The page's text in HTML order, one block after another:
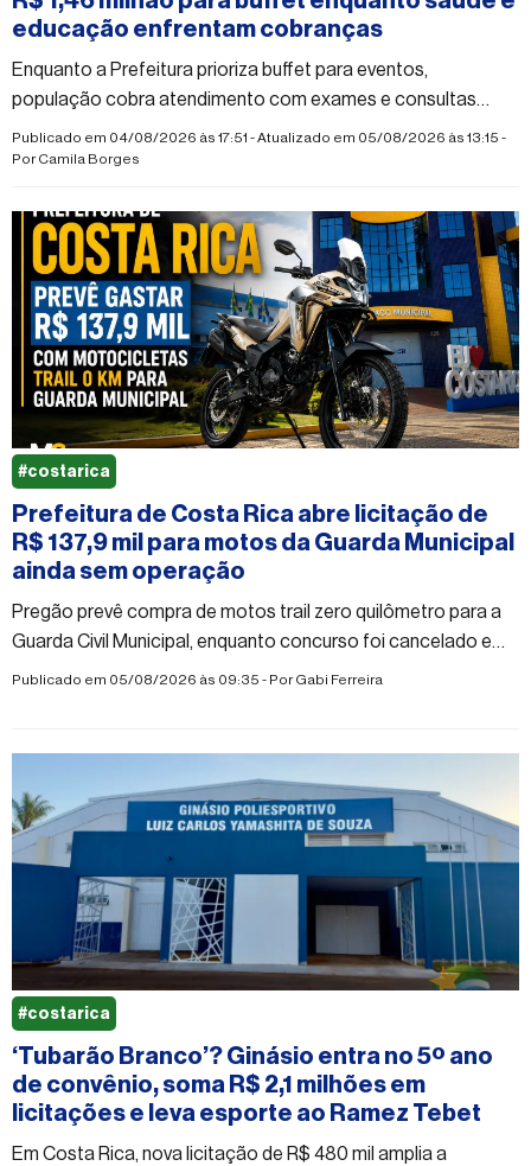
educação enfrentam cobranças
Enquanto a Prefeitura prioriza buffet para eventos,
população cobra atendimento com exames e consultas
especializadas, melhorias nas escolas rurais
Publicado em 04/08/2026 às 17:51 - Atualizado em 05/08/2026 às 13:15 -
PorCamila Borges
Prefeitura de Costa Rica abre licitação de
R$ 137,9 mil para motos da Guarda Municipal
ainda sem operação
Pregão prevê compra de motos trail zero quilômetro para a
Guarda Civil Municipal, enquanto concurso foi cancelado e
moradores questionam prioridades da administração pública
Publicado em 05/08/2026 às 09:35 - PorGabi Ferreira
#costarica
‘Tubarão Branco’? Ginásio entra no 5º ano
de convênio, soma R$ 2,1 milhões em
licitações e leva esporte ao Ramez Tebet
Em Costa Rica, nova licitação de R$ 480 mil amplia a
#costarica